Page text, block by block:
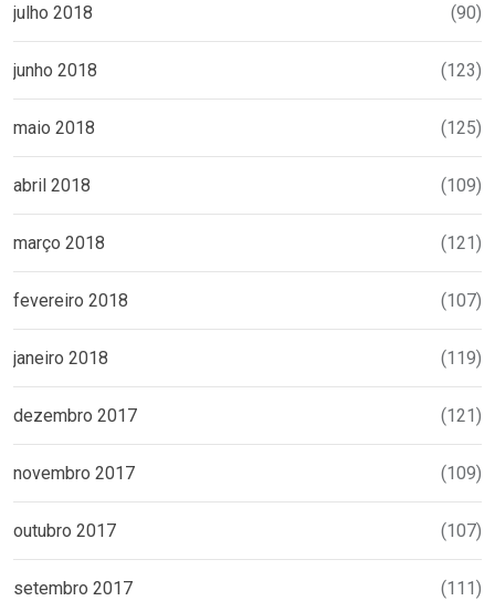
julho 2018 (90)
junho 2018 (123)
maio 2018 (125)
abril 2018 (109)
março 2018 (121)
fevereiro 2018 (107)
janeiro 2018 (119)
dezembro 2017 (121)
novembro 2017 (109)
outubro 2017 (107)
setembro 2017 (111)